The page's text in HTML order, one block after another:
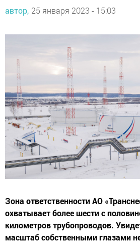
автор, 25 января 2023 - 15:03
Зона ответственности АО
охватывает более шести с
километров трубопроводов.
масштаб собственными глазами